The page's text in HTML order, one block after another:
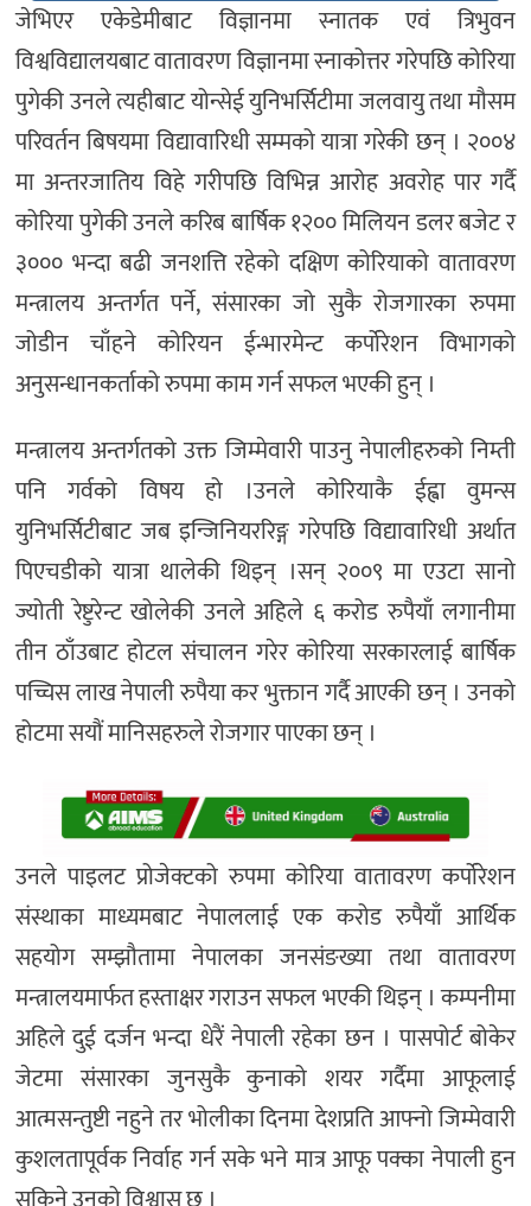
जेभिएर एकेडेमीबाट विज्ञानमा स्नातक एवं त्रिभुवन
विश्वविद्यालयबाट वातावरण विज्ञानमा स्नाकोत्तर गरेपछि कोरिया
पुगेकी उनले त्यहीबाट योन्सेई युनिभर्सिटीमा जलवायु तथा मौसम
परिवर्तन बिषयमा विद्यावारिधी सम्मको यात्रा गरेकी छन् । २००४
मा अन्तरजातिय विहे गरीपछि विभिन्न आरोह अवरोह पार गर्दै
कोरिया पुगेकी उनले करिब बार्षिक १२०० मिलियन डलर बजेट र
३००० भन्दा बढी जनशत्ति रहेको दक्षिण कोरियाको वातावरण
मन्त्रालय अन्तर्गत पर्ने, संसारका जो सुकै रोजगारका रुपमा
जोडीन चाँहने कोरियन ईन्भारमेन्ट कर्पोरेशन विभागको
अनुसन्धानकर्ताको रुपमा काम गर्न सफल भएकी हुन् ।
मन्त्रालय अन्तर्गतको उक्त जिम्मेवारी पाउनु नेपालीहरुको निम्ती
पनि गर्वको विषय हो ।उनले कोरियाकै ईह्वा वुमन्स
युनिभर्सिटीबाट जब इन्जिनियररिङ्ग गरेपछि विद्यावारिधी अर्थात
पिएचडीको यात्रा थालेकी थिइन् ।सन् २००९ मा एउटा सानो
ज्योती रेष्टुरेन्ट खोलेकी उनले अहिले ६ करोड रुपैयाँ लगानीमा
तीन ठाँउबाट होटल संचालन गरेर कोरिया सरकारलाई बार्षिक
पच्चिस लाख नेपाली रुपैया कर भुक्तान गर्दै आएकी छन् । उनको
होटमा सयौं मानिसहरुले रोजगार पाएका छन् ।
उनले पाइलट प्रोजेक्टको रुपमा कोरिया वातावरण कर्पोरेशन
संस्थाका माध्यमबाट नेपाललाई एक करोड रुपैयाँ आर्थिक
सहयोग सम्झौतामा नेपालका जनसंङख्या तथा वातावरण
मन्त्रालयमार्फत हस्ताक्षर गराउन सफल भएकी थिइन् । कम्पनीमा
अहिले दुई दर्जन भन्दा धेरैं नेपाली रहेका छन । पासपोर्ट बोकेर
जेटमा संसारका जुनसुकै कुनाको शयर गर्दैमा आफूलाई
आत्मसन्तुष्टी नहुने तर भोलीका दिनमा देशप्रति आफ्नो जिम्मेवारी
कुशलतापूर्वक निर्वाह गर्न सके भने मात्र आफू पक्का नेपाली हुन